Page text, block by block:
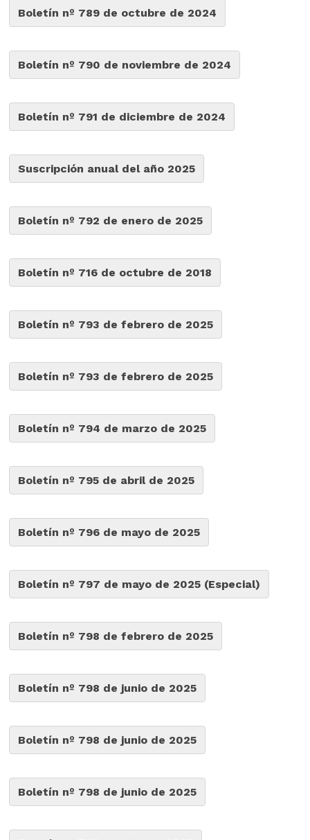
Boletín nº 789 de octubre de 2024
Boletín nº 790 de noviembre de 2024
Boletín nº 791 de diciembre de 2024
Suscripción anual del año 2025
Boletín nº 792 de enero de 2025
Boletín nº 716 de octubre de 2018
Boletín nº 793 de febrero de 2025
Boletín nº 793 de febrero de 2025
Boletín nº 794 de marzo de 2025
Boletín nº 795 de abril de 2025
Boletín nº 796 de mayo de 2025
Boletín nº 797 de mayo de 2025 (Especial)
Boletín nº 798 de febrero de 2025
Boletín nº 798 de junio de 2025
Boletín nº 798 de junio de 2025
Boletín nº 798 de junio de 2025